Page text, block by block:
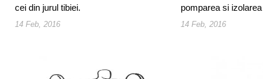
cei din jurul tibiei.
14 Feb, 2016
pomparea si
14 Feb, 2016